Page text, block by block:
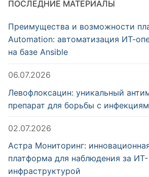
ПОСЛЕДНИЕ МАТЕРИАЛЫ
Преимущества и возможности
Automation: автоматизация ИТ-
на базе Ansible
06.07.2026
Левофлоксацин: уникальный
препарат для борьбы с
02.07.2026
Астра Мониторинг:
платформа для наблюдения за ИТ-
инфраструктурой